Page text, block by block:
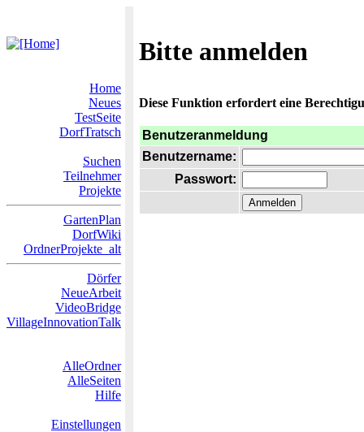
Bitte anmelden
Home
Neues
TestSeite
DorfTratsch
Suchen
Teilnehmer
Projekte
GartenPlan
DorfWiki
OrdnerProjekte_alt
Dörfer
NeueArbeit
VideoBridge
VillageInnovationTalk
AlleOrdner
AlleSeiten
Hilfe
Einstellungen
Diese Funktion erfordert eine
Benutzeranmeldung
Benutzername:
Passwort: